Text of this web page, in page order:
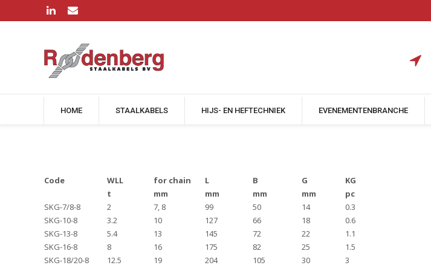
HOME STAALKABELS HIJS- EN HEFTECHNIEK EVENEMENTENBRANCHE
Code WLL for chain L B G
KG
t
mm mm mm mm
pc
SKG-7/8-8
2 7, 8 99 50 14
0.3
SKG-10-8
3.2 10 127 66 18
0.6
SKG-13-8
5.4 13 145 72 22
1.1
SKG-16-8
8 16 175 82 25
1.5
SKG-18/20-8
12.5 19 204 105 30 3